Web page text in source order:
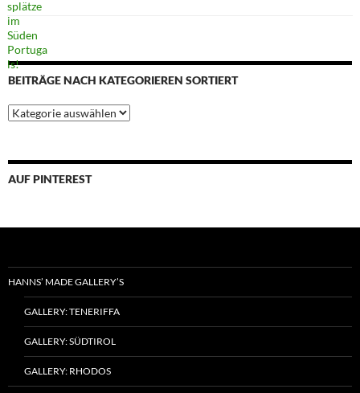
BEITRÄGE NACH KATEGORIEREN SORTIERT
Beiträge
nach
AUF PINTEREST
HANNS’ MADE GALLERY’S
GALLERY: TENERIFFA
GALLERY: SÜDTIROL
GALLERY: RHODOS